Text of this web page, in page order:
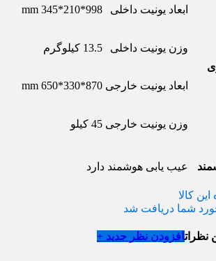
ابعاد یونیت داخلی 998*210*345 mm
وزن یونیت داخلی 13.5 کیلوگرم
ابعاد یونیت خارجی 870*330*650 mm
وزن یونیت خارجی 45 کیلو
عیب یابی هوشمند دارد
این کالا
شما دریافت شد
نظراتافزودن نظر جدید +